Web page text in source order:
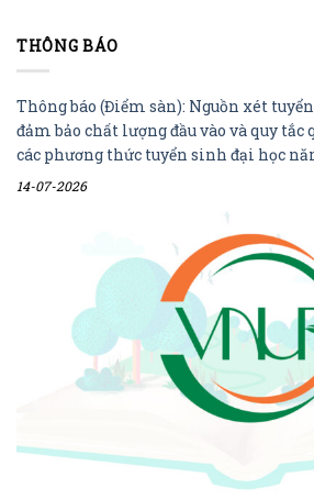
THÔNG BÁO
Thông báo (Điểm sàn): Nguồn xét
đảm bảo chất lượng đầu vào và quy tắc
các phương thức tuyển sinh đại học
14-07-2026